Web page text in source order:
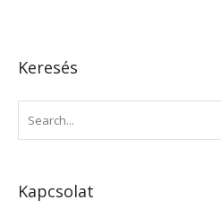
Keresés
Kapcsolat